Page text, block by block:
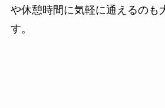
や休憩時間に気軽に通えるのも
す。